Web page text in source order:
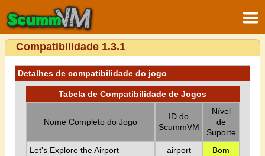
Compatibilidade 1.3.1
Detalhes de compatibilidade do jogo
Tabela de Compatibilidade de Jogos
Nome Completo do Jogo
ID do
ScummVM
Nível
de
Suporte
Let's Explore the Airport
airport Bom